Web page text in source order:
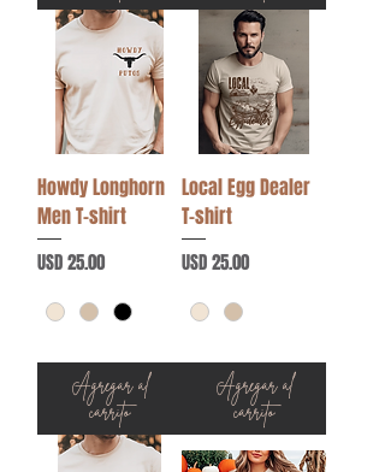
Howdy Longhorn
Men T-shirt
Precio
USD 25.00
Agregar al
carrito
Local Egg Dealer
T-shirt
Precio
USD 25.00
Agregar al
carrito